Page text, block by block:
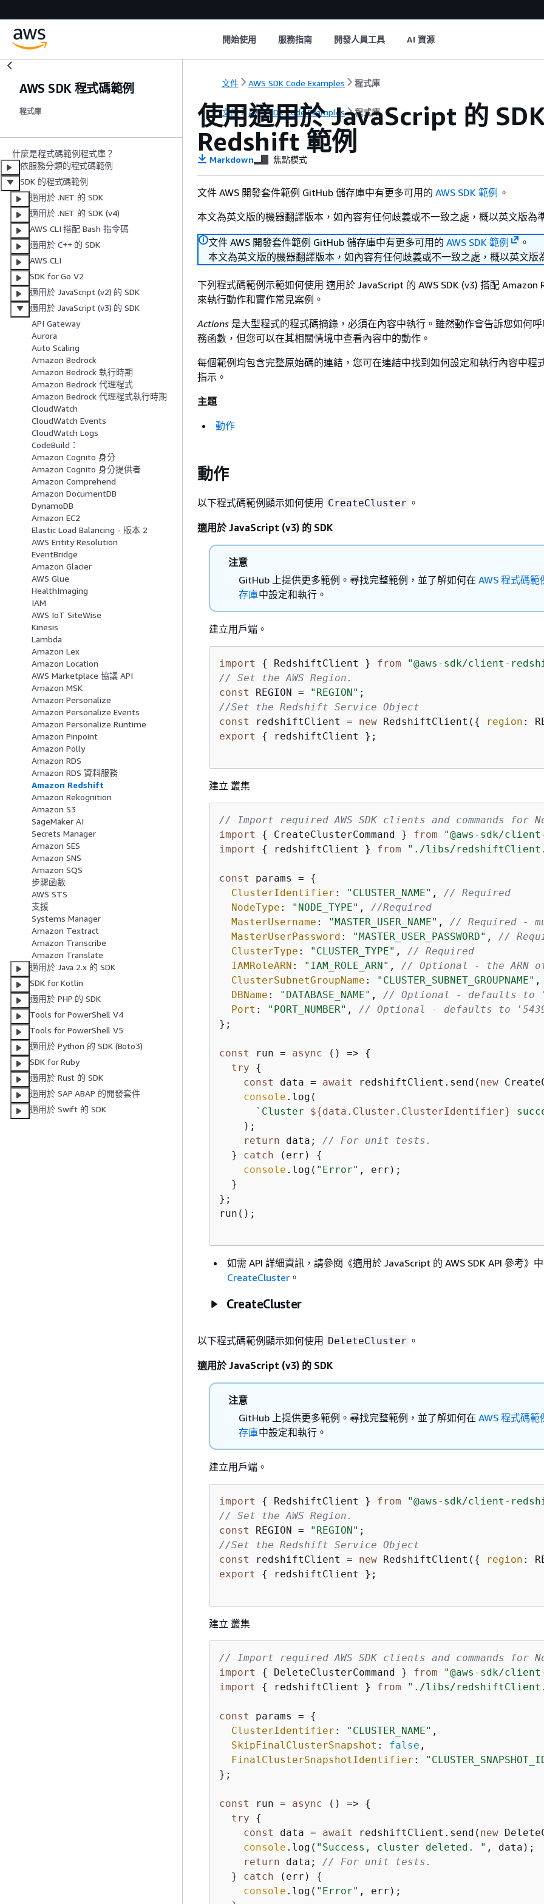
開始使用 服務指南 開發人員工具 AI 資源
AWS SDK 程式碼範例
程式庫
什麼是程式碼範例程式庫？
依服務分類的程式碼範例
SDK 的程式碼範例
適用於 .NET 的 SDK
適用於 .NET 的 SDK (v4)
AWS CLI 搭配 Bash 指令碼
適用於 C++ 的 SDK
AWS CLI
SDK for Go V2
適用於 JavaScript (v2) 的 SDK
適用於 JavaScript (v3) 的 SDK
API Gateway
Aurora
Auto Scaling
Amazon Bedrock
Amazon Bedrock 執行時期
Amazon Bedrock 代理程式
Amazon Bedrock 代理程式執行時期
CloudWatch
CloudWatch Events
CloudWatch Logs
CodeBuild：
Amazon Cognito 身分
Amazon Cognito 身分提供者
Amazon Comprehend
Amazon DocumentDB
DynamoDB
Amazon EC2
Elastic Load Balancing - 版本 2
AWS Entity Resolution
EventBridge
Amazon Glacier
AWS Glue
HealthImaging
IAM
AWS IoT SiteWise
Kinesis
Lambda
Amazon Lex
Amazon Location
AWS Marketplace 協議 API
Amazon MSK
Amazon Personalize
Amazon Personalize Events
Amazon Personalize Runtime
Amazon Pinpoint
Amazon Polly
Amazon RDS
Amazon RDS 資料服務
Amazon Redshift
Amazon Rekognition
Amazon S3
SageMaker AI
Secrets Manager
Amazon SES
Amazon SNS
Amazon SQS
步驟函數
AWS STS
支援
Systems Manager
Amazon Textract
Amazon Transcribe
Amazon Translate
適用於 Java 2.x 的 SDK
SDK for Kotlin
適用於 PHP 的 SDK
Tools for PowerShell V4
Tools for PowerShell V5
適用於 Python 的 SDK (Boto3)
SDK for Ruby
適用於 Rust 的 SDK
適用於 SAP ABAP 的開發套件
適用於 Swift 的 SDK
文件 AWS SDK Code Examples 程式庫
文件 AWS SDK Code Examples 程式庫
使用適用於 JavaScript 的
Redshift 範例
Markdown 焦點模式
文件 AWS 開發套件範例 GitHub 儲存庫中有更多可用的 AWS SDK 範例 。
本文為英文版的機器翻譯版本，如內容有任何歧義或不一致之處，概以英文版為
文件 AWS 開發套件範例 GitHub 儲存庫中有更多可用的 AWS SDK 範例
。
本文為英文版的機器翻譯版本，如內容有任何歧義或不一致之處，概以英文版
下列程式碼範例示範如何使用 適用於 JavaScript 的 AWS SDK (v3) 搭配 Amazon
來執行動作和實作常見案例。
Actions 是大型程式的程式碼摘錄，必須在內容中執行。雖然動作會告訴您如何
務函數，但您可以在其相關情境中查看內容中的動作。
每個範例均包含完整原始碼的連結，您可在連結中找到如何設定和執行內容中程
指示。
主題
動作
動作
以下程式碼範例顯示如何使用 CreateCluster 。
適用於 JavaScript (v3) 的 SDK
注意
GitHub 上提供更多範例。尋找完整範例，並了解如何在 AWS 程式碼範
存庫中設定和執行。
建立用戶端。
import { RedshiftClient } from "@aws-sdk/client-
// Set the AWS Region.
const REGION = "REGION"
//Set the Redshift Service Object
const redshiftClient = new RedshiftClient( { region
export
{ redshiftClient };
建立 叢集
// Import required AWS SDK clients and commands for
import
{ CreateClusterCommand } from "@aws-sdk/
import
{ redshiftClient } from "./libs/
const params = {
ClusterIdentifier : "CLUSTER_NAME" , // Required
NodeType : "NODE_TYPE" , //Required
MasterUsername : "MASTER_USER_NAME" , // Required -
MasterUserPassword : "MASTER_USER_PASSWORD" , //
ClusterType : "CLUSTER_TYPE" , // Required
IAMRoleARN : "IAM_ROLE_ARN" , // Optional - the ARN
ClusterSubnetGroupName : "CLUSTER_SUBNET_GROUPNAME" ,
DBName : "DATABASE_NAME" , // Optional - defaults to
Port : "PORT_NUMBER" , // Optional - defaults to
};
const run = async () => {
try
{
const data = await redshiftClient.send( new
console .log(
`Cluster ${data.Cluster.ClusterIdentifier}
    );
return data; // For unit tests.
  }
catch (err) {
console .log( "Error" , err);
  }
};
run();
如需 API 詳細資訊，請參閱《適用於 JavaScript 的 AWS SDK API 參考》
CreateCluster。
CreateCluster
以下程式碼範例顯示如何使用 DeleteCluster 。
適用於 JavaScript (v3) 的 SDK
注意
GitHub 上提供更多範例。尋找完整範例，並了解如何在 AWS 程式碼範
存庫中設定和執行。
建立用戶端。
import { RedshiftClient } from "@aws-sdk/client-
// Set the AWS Region.
const REGION = "REGION"
//Set the Redshift Service Object
const redshiftClient = new RedshiftClient( { region
export
{ redshiftClient };
建立 叢集
// Import required AWS SDK clients and commands for
import
{ DeleteClusterCommand } from "@aws-sdk/
import
{ redshiftClient } from "./libs/
const params = {
ClusterIdentifier : "CLUSTER_NAME" ,
SkipFinalClusterSnapshot : false ,
FinalClusterSnapshotIdentifier :
};
const run = async () => {
try
{
const data = await redshiftClient.send( new
console .log( "Success, cluster deleted. " , data);
return data; // For unit tests.
  }
catch (err) {
console .log( "Error" , err);